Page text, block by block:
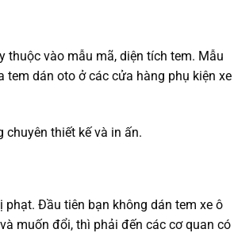
thuộc vào mẫu mã, diện tích tem. Mẫu
dán oto ở các cửa hàng phụ kiện xe
thiết kế và in ấn.
Đầu tiên bạn không dán tem xe ô
muốn đổi, thì phải đến các cơ quan có